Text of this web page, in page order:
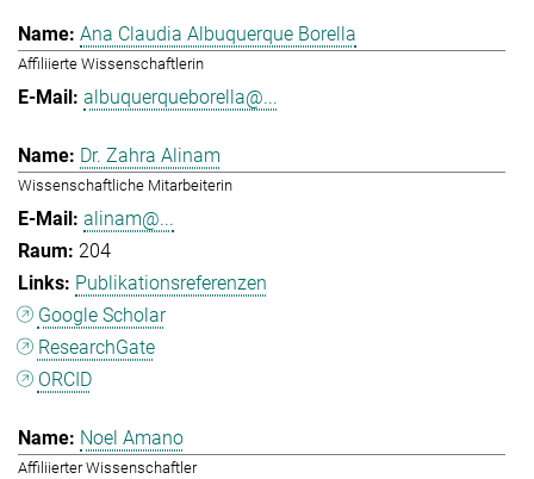
Ana Claudia Albuquerque Borella
Affiliierte Wissenschaftlerin
albuquerqueborella@...
Dr. Zahra Alinam
Wissenschaftliche Mitarbeiterin
alinam@...
204
Publikationsreferenzen
Google Scholar
ResearchGate
ORCID
Noel Amano
Affiliierter Wissenschaftler